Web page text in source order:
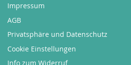
Impressum
AGB
Privatsphäre und Datenschutz
Cookie Einstellungen
Info zum Widerruf